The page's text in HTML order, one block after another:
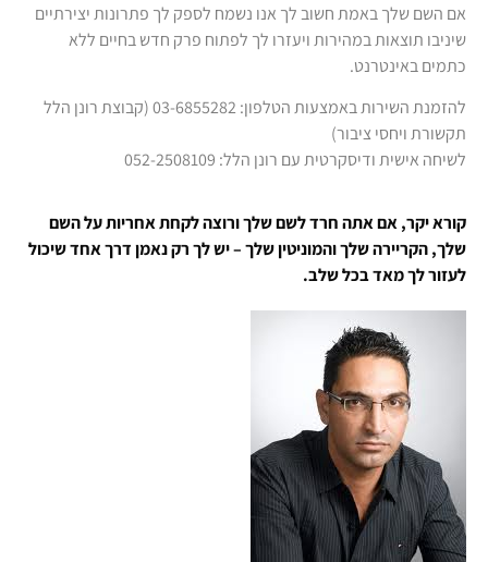
אם השם שלך באמת חשוב לך אנו נשמח לספק לך פתרונות יצירתיים
שיניבו תוצאות במהירות ויעזרו לך לפתוח פרק חדש בחיים ללא
כתמים באינטרנט.
להזמנת השירות באמצעות הטלפון: 03-6855282 (קבוצת רונן הלל
תקשורת ויחסי ציבור)
לשיחה אישית ודיסקרטית עם רונן הלל: 052-2508109
קורא יקר, אם אתה חרד לשם שלך ורוצה לקחת אחריות על השם
שלך, הקריירה שלך והמוניטין שלך – יש לך רק נאמן דרך אחד שיכול
לעזור לך מאד בכל שלב.